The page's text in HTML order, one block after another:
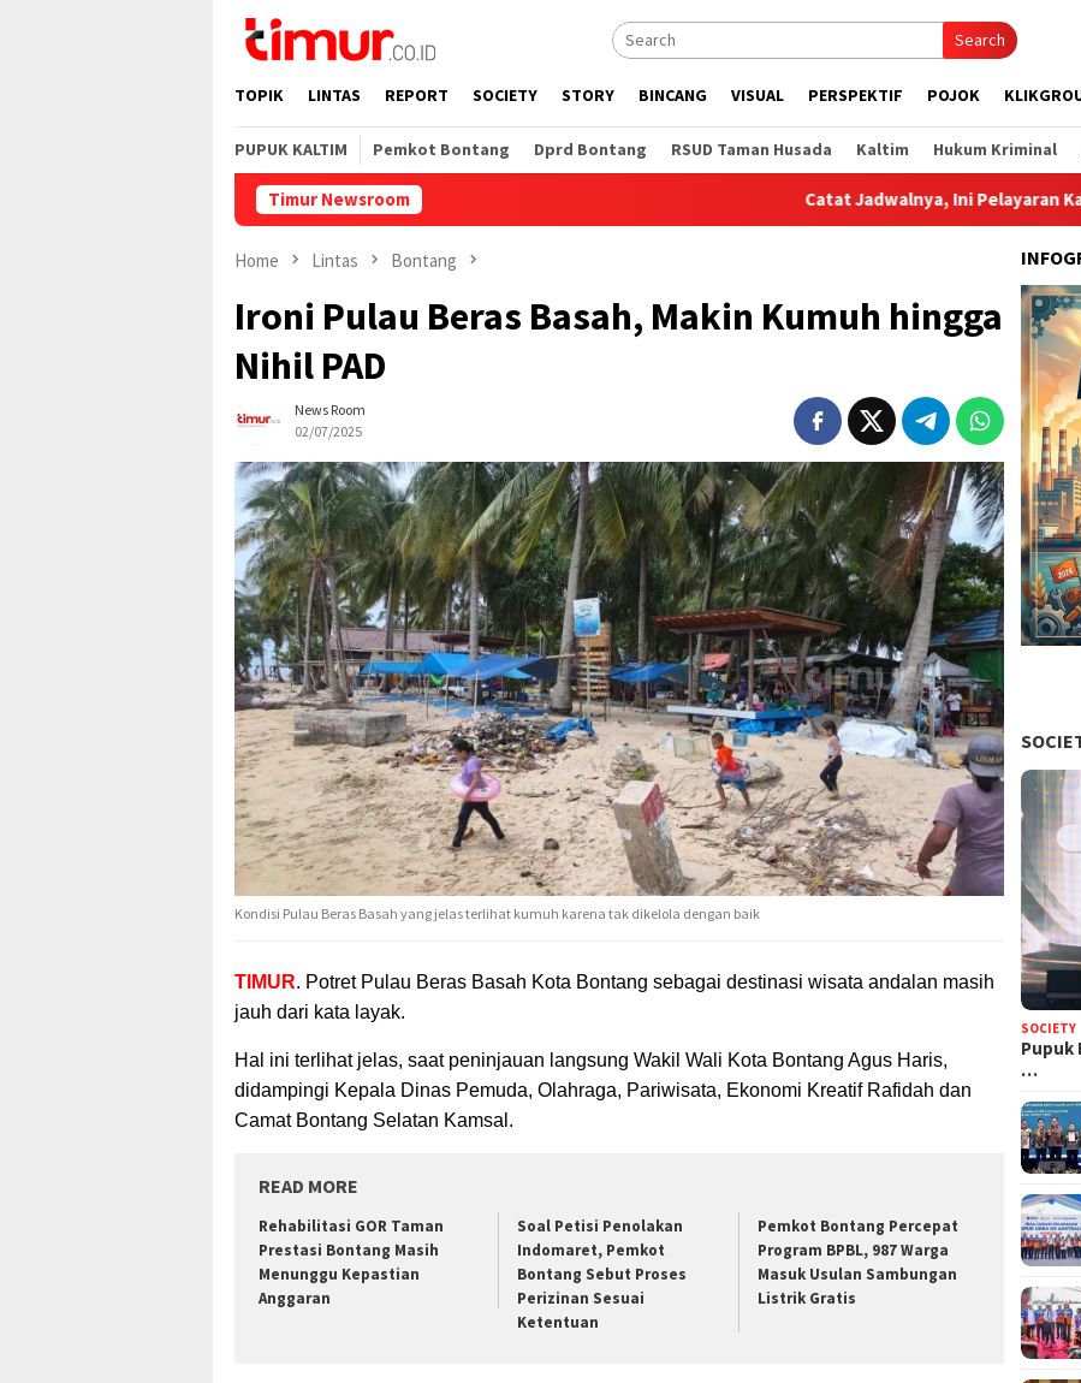
content
Search
TOPIK LINTAS REPORT SOCIETY STORY BINCANG VISUAL PERSPEKTIF POJOK
PUPUK KALTIM Pemkot Bontang Dprd Bontang RSUD Taman Husada Kaltim Hukum Kriminal
Timur Newsroom Catat Jadwalnya, Ini Pelayaran Kapal dari
Home Lintas Bontang
Ironi Pulau Beras Basah, Makin Kumuh hingga
Nihil PAD
News Room
02/07/2025
Kondisi Pulau Beras Basah yang jelas terlihat kumuh karena tak dikelola dengan baik
TIMUR. Potret Pulau Beras Basah Kota Bontang sebagai destinasi wisata andalan masih
jauh dari kata layak.
Hal ini terlihat jelas, saat peninjauan langsung Wakil Wali Kota Bontang Agus Haris,
didampingi Kepala Dinas Pemuda, Olahraga, Pariwisata, Ekonomi Kreatif Rafidah dan
Camat Bontang Selatan Kamsal.
READ MORE
Rehabilitasi GOR Taman
Prestasi Bontang Masih
Menunggu Kepastian
Anggaran
Soal Petisi Penolakan
Indomaret, Pemkot
Bontang Sebut Proses
Perizinan Sesuai
Ketentuan
Pemkot Bontang Percepat
Program BPBL, 987 Warga
Masuk Usulan Sambungan
Listrik Gratis
SOCIETY
Pupuk
…